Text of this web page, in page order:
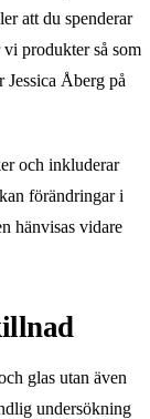
att du spenderar
produkter så som
Jessica Åberg på
och inkluderar
förändringar i
hänvisas vidare
glas utan även
undersökning